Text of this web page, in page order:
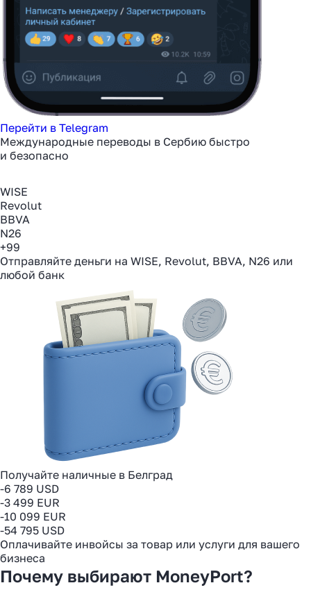
Перейти в Telegram
Международные переводы в Сербию быстро
и безопасно
WISE
Revolut
BBVA
N26
+99
Отправляйте деньги на WISE, Revolut, BBVA, N26 или
любой банк
Получайте наличные в Белград
-6 789 USD
-3 499 EUR
-10 099 EUR
-54 795 USD
Оплачивайте инвойсы за товар или услуги для вашего
бизнеса
Почему выбирают MoneyPort?